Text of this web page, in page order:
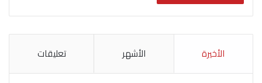
الأخيرة الأشهر تعليقات